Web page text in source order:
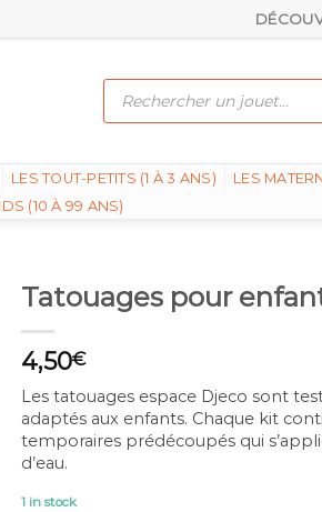
Recherche
LES TOUT-PETITS (1 À 3 ANS) LES
(10 À 99 ANS)
Tatouages pour
4,50€
Les tatouages espace Djeco sont
adaptés aux enfants. Chaque kit
temporaires prédécoupés qui
d’eau.
1 in stock